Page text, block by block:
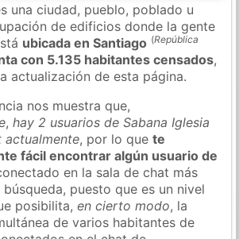
una ciudad, pueblo, poblado u
de edificios donde la gente
ubicada en Santiago (República
con 5.135 habitantes censados,
actualización de esta página.
nos muestra que,
,hay 2 usuarios de Sabana Iglesia
actualmente, por lo quete
fácil encontrar algún usuario de
en la sala de chat más
puesto que es un nivel
posibilita,en cierto modo, la
de varios habitantes de